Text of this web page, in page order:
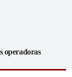
operadoras